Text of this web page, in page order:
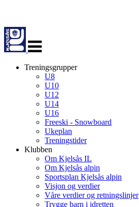
navigasjon
Treningsgrupper
U8
U10
U12
U14
U16
Freeski - Snowboard
Ukeplan
Treningstider
Klubben
Om Kjelsås IL
Om Kjelsås alpin
Sportsplan Kjelsås alpin
Visjon og verdier
Våre verdier og retningslinjer
Trygge barn i idretten